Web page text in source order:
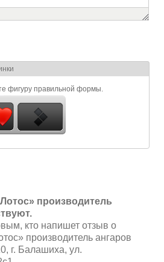
фигуру правильной формы.
производитель
кто напишет отзыв о
производитель ангаров
г. Балашиха, ул.